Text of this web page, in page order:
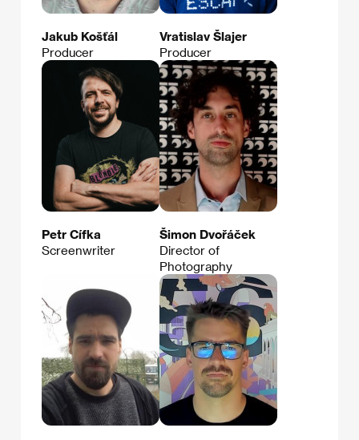
Jakub Košťál
Producer
Vratislav Šlajer
Producer
Petr Cífka
Screenwriter
Šimon Dvořáček
Director of
Photography